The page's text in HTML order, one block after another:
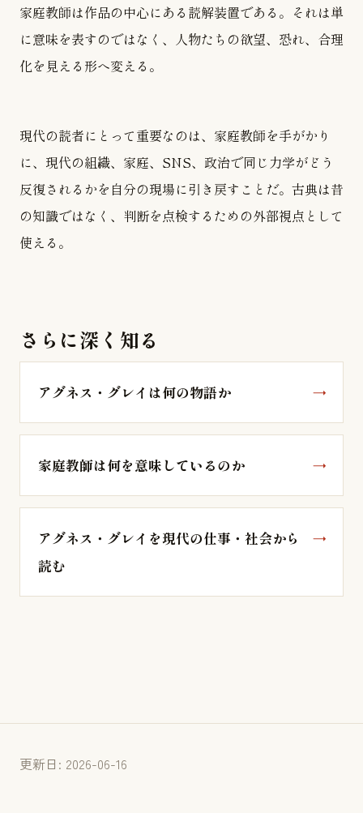
家庭教師は作品の中心にある読解装置である。それは単
に意味を表すのではなく、人物たちの欲望、恐れ、合理
化を見える形へ変える。
現代の読者にとって重要なのは、家庭教師を手がかり
に、現代の組織、家庭、SNS、政治で同じ力学がどう
反復されるかを自分の現場に引き戻すことだ。古典は昔
の知識ではなく、判断を点検するための外部視点として
使える。
さらに深く知る
アグネス・グレイは何の物語か
家庭教師は何を意味しているのか
アグネス・グレイを現代の仕事・社会から
読む
更新日: 2026-06-16